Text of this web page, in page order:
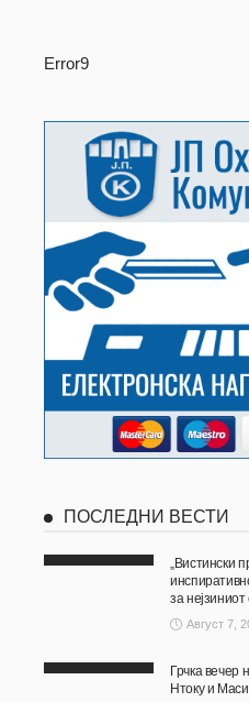
Error9
ПОСЛЕДНИ ВЕСТИ
„Вистински
за
Август 7,
Грчка вечер
Нтоку и